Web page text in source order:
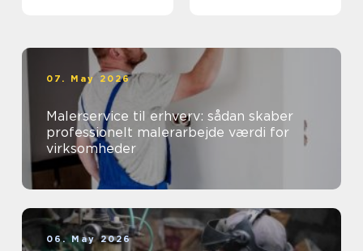
07. May 2026
Malerservice til erhverv: sådan skaber
professionelt malerarbejde værdi for
virksomheder
06. May 2026